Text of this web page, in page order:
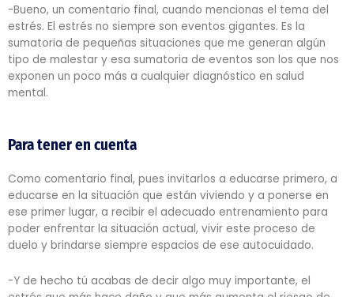
-Bueno, un comentario final, cuando mencionas el tema del
estrés. El estrés no siempre son eventos gigantes. Es la
sumatoria de pequeñas situaciones que me generan algún
tipo de malestar y esa sumatoria de eventos son los que nos
exponen un poco más a cualquier diagnóstico en salud
mental.
Para tener en cuenta
Como comentario final, pues invitarlos a educarse primero, a
educarse en la situación que están viviendo y a ponerse en
ese primer lugar, a recibir el adecuado entrenamiento para
poder enfrentar la situación actual, vivir este proceso de
duelo y brindarse siempre espacios de ese autocuidado.
-Y de hecho tú acabas de decir algo muy importante, el